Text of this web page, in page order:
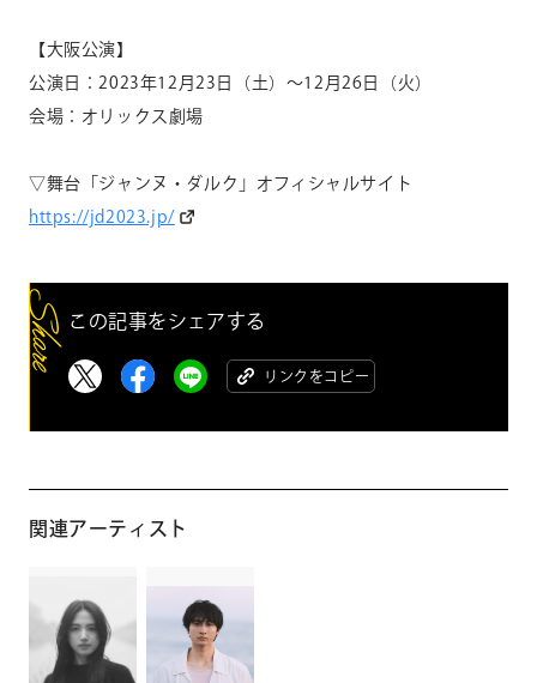
【大阪公演】
公演日： 2023年12 月 23 日（土）～12 月 26 日（火）
会場：オリックス劇場
▽舞台「ジャンヌ・ダルク」オフィシャルサイト
https://jd2023.jp/
この記事をシェアする
リンクをコピー
関連アーティスト